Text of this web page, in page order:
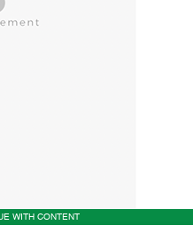
WITH CONTENT